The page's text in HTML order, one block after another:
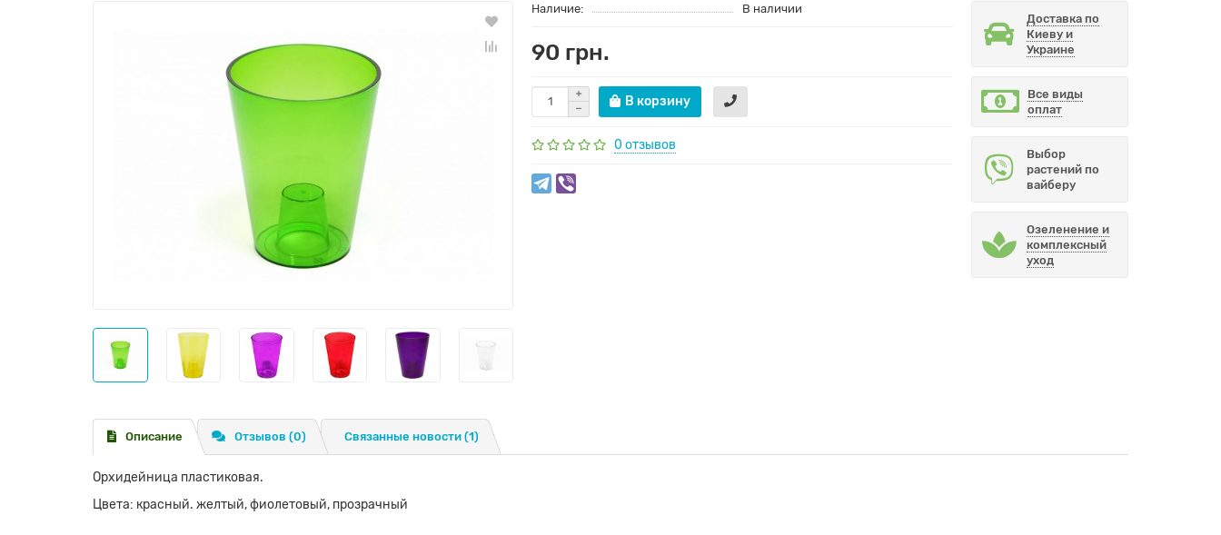
Наличие: В наличии
90 грн.
В корзину
0 отзывов
Доставка по
Киеву и
Украине
Все виды
оплат
Выбор
растений по
вайберу
Озеленение и
комплексный
уход
Описание Отзывов (0) Связанные новости (1)
Орхидейница пластиковая.
Цвета: красный. желтый, фиолетовый, прозрачный